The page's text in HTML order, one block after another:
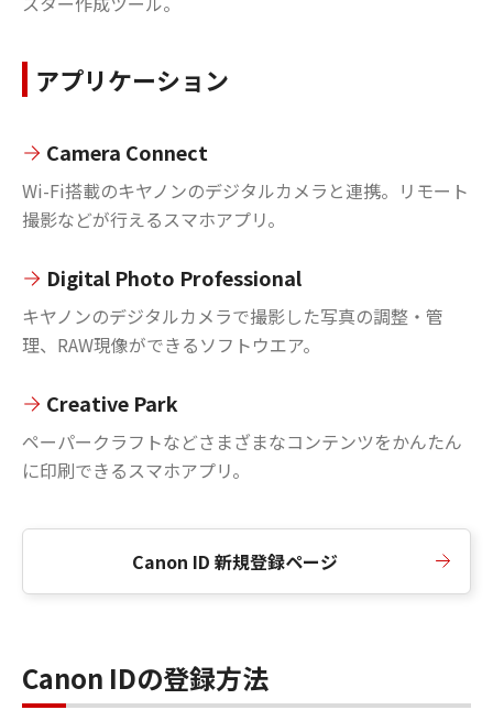
アプリケーション
Camera Connect
Wi-Fi搭載のキヤノンのデジタルカメラと連携。リモート
撮影などが行えるスマホアプリ。
Digital Photo Professional
キヤノンのデジタルカメラで撮影した写真の調整・管
理、RAW現像ができるソフトウエア。
Creative Park
ペーパークラフトなどさまざまなコンテンツをかんたん
に印刷できるスマホアプリ。
Canon ID 新規登録ページ
Canon IDの登録方法